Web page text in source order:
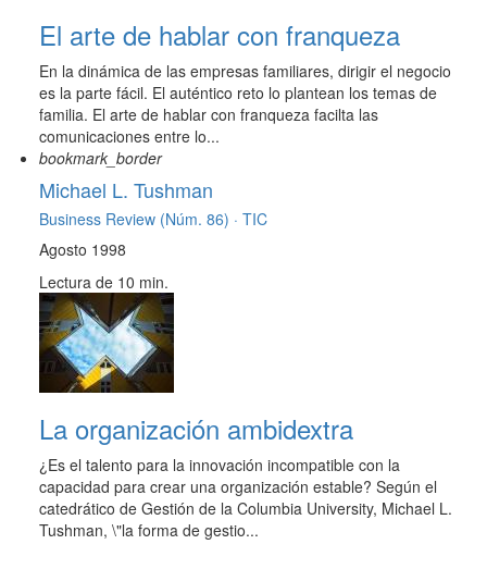
El arte de hablar con franqueza
En la dinámica de las empresas familiares, dirigir el negocio
es la parte fácil. El auténtico reto lo plantean los temas de
familia. El arte de hablar con franqueza facilta las
comunicaciones entre lo...
bookmark_border
Michael L. Tushman
Business Review (Núm. 86) · TIC
Agosto 1998
Lectura de 10 min.
La organización ambidextra
¿Es el talento para la innovación incompatible con la
capacidad para crear una organización estable? Según el
catedrático de Gestión de la Columbia University, Michael L.
Tushman, \"la forma de gestio...